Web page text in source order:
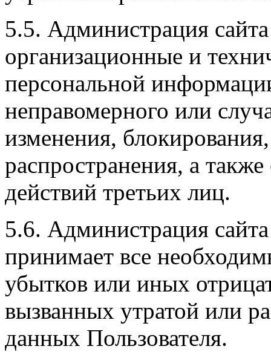
5.5. Администрация
организационные и
персональной
неправомерного или
изменения,
распространения, а
действий третьих лиц.
5.6. Администрация
принимает все
убытков или иных
вызванных утратой или
данных Пользователя.